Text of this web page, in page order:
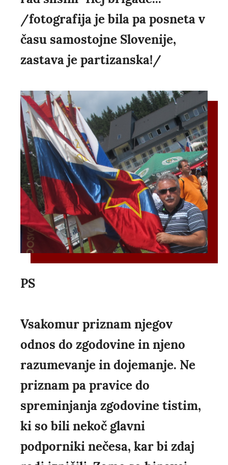
/fotografija je bila pa posneta v
času samostojne Slovenije,
zastava je partizanska!/
PS
Vsakomur priznam njegov
odnos do zgodovine in njeno
razumevanje in dojemanje. Ne
priznam pa pravice do
spreminjanja zgodovine tistim,
ki so bili nekoč glavni
podporniki nečesa, kar bi zdaj